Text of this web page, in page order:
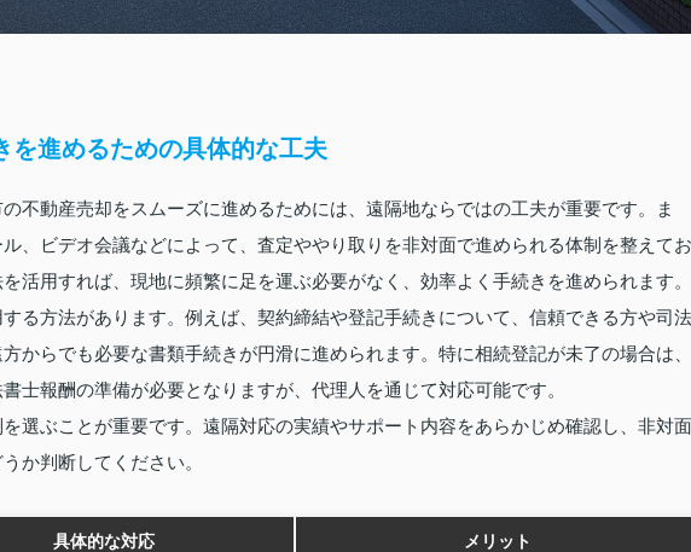
を進めるための具体的な工夫
不動産売却をスムーズに進めるためには、遠隔地ならではの工夫が重要です。ま
、ビデオ会議などによって、査定ややり取りを非対面で進められる体制を整えてお
活用すれば、現地に頻繁に足を運ぶ必要がなく、効率よく手続きを進められます。
る方法があります。例えば、契約締結や登記手続きについて、信頼できる方や司法
からでも必要な書類手続きが円滑に進められます。特に相続登記が未了の場合は、
士報酬の準備が必要となりますが、代理人を通じて対応可能です。
選ぶことが重要です。遠隔対応の実績やサポート内容をあらかじめ確認し、非対面
か判断してください。
具体的な対応 メリット